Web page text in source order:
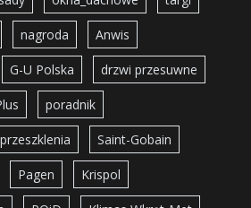
nagroda Anwis
G-U Polska drzwi przesuwne
poradnik
przeszklenia Saint-Gobain
Pagen Krispol